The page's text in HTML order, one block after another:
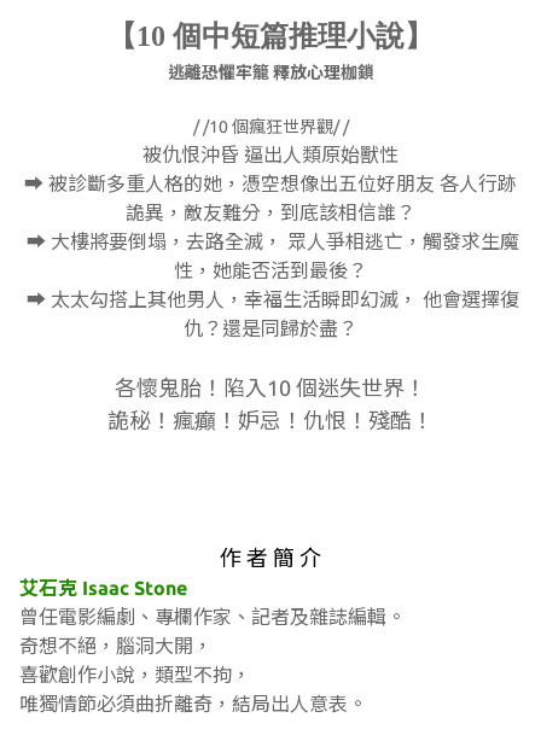
【10 個中短篇推理小說】
逃離恐懼牢籠 釋放心理枷鎖
/ /10 個瘋狂世界觀/ /
被仇恨沖昏 逼出人類原始獸性
➡ 被診斷多重人格的她，憑空想像出五位好朋友 各人行跡
詭異，敵友難分，到底該相信誰？
➡ 大樓將要倒塌，去路全滅， 眾人爭相逃亡，觸發求生魔
性，她能否活到最後？
➡ 太太勾搭上其他男人，幸福生活瞬即幻滅， 他會選擇復
仇？還是同歸於盡？
各懷鬼胎！陷入10 個迷失世界！
詭秘！瘋癲！妒忌！仇恨！殘酷！
作 者 簡 介
艾石克 Isaac Stone
曾任電影編劇、專欄作家、記者及雜誌編輯。
奇想不絕，腦洞大開，
喜歡創作小說，類型不拘，
唯獨情節必須曲折離奇，結局出人意表。